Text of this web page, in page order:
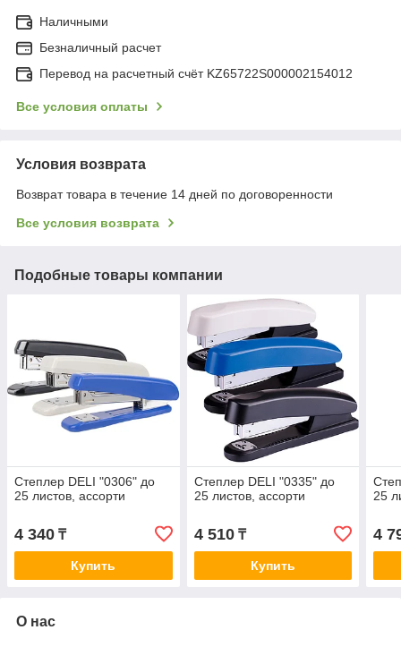
Наличными
Безналичный расчет
Перевод на расчетный счёт KZ65722S000002154012
Все условия оплаты
Условия возврата
Возврат товара в течение 14 дней по договоренности
Все условия возврата
Подобные товары компании
Степлер DELI "0306" до
25 листов, ассорти
4 340 ₸
Купить
Степлер DELI "0335" до
25 листов, ассорти
4 510₸
Купить
25
4
О нас